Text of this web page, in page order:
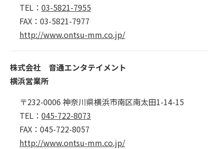
TEL： 03-5821-7955
FAX：03-5821-7977
http://www.ontsu-mm.co.jp/
株式会社 音通エンタテイメント
横浜営業所
〒232-0006 神奈川県横浜市南区南太田1-14-15
TEL： 045-722-8073
FAX：045-722-8057
http://www.ontsu-mm.co.jp/